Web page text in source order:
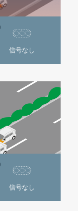
信号なし
信号なし